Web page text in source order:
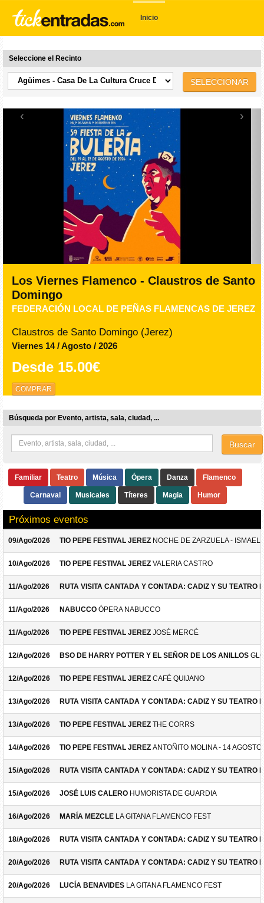
Inicio
Seleccione el Recinto
SELECCIONAR
‹ ›
Los Viernes Flamenco - Claustros de Santo
Domingo
FEDERACIÓN LOCAL DE PEÑAS FLAMENCAS DE JEREZ
Claustros de Santo Domingo (Jerez)
Viernes 14 / Agosto / 2026
Desde 15.00€
COMPRAR
Búsqueda por Evento, artista, sala, ciudad, ...
Buscar
Familiar Teatro Música Ópera Danza Flamenco
Carnaval Musicales Títeres Magia Humor
Próximos eventos
09/Ago/2026 TIO PEPE FESTIVAL JEREZ NOCHE DE ZARZUELA -
10/Ago/2026 TIO PEPE FESTIVAL JEREZ VALERIA CASTRO
11/Ago/2026 RUTA VISITA CANTADA Y CONTADA: CADIZ Y SU TEATRO
11/Ago/2026 NABUCCO ÓPERA NABUCCO
11/Ago/2026 TIO PEPE FESTIVAL JEREZ JOSÉ MERCÉ
12/Ago/2026 BSO DE HARRY POTTER Y EL SEÑOR DE LOS ANILLOS
12/Ago/2026 TIO PEPE FESTIVAL JEREZ CAFÉ QUIJANO
13/Ago/2026 RUTA VISITA CANTADA Y CONTADA: CADIZ Y SU TEATRO
13/Ago/2026 TIO PEPE FESTIVAL JEREZ THE CORRS
14/Ago/2026 TIO PEPE FESTIVAL JEREZ ANTOÑITO MOLINA - 14 AGOSTO
15/Ago/2026 RUTA VISITA CANTADA Y CONTADA: CADIZ Y SU TEATRO
15/Ago/2026 JOSÉ LUIS CALERO HUMORISTA DE GUARDIA
16/Ago/2026 MARÍA MEZCLE LA GITANA FLAMENCO FEST
18/Ago/2026 RUTA VISITA CANTADA Y CONTADA: CADIZ Y SU TEATRO
20/Ago/2026 RUTA VISITA CANTADA Y CONTADA: CADIZ Y SU TEATRO
20/Ago/2026 LUCÍA BENAVIDES LA GITANA FLAMENCO FEST